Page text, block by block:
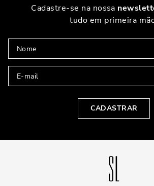
Cadastre-se na nossa
tudo em primeira
CADASTRAR